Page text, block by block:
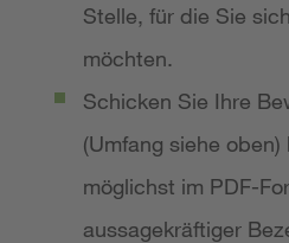
Stelle, für die Sie
möchten.
Schicken Sie Ihre
(Umfang siehe
möglichst im PDF-
aussagekräftiger